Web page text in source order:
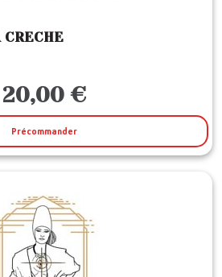
20,00 €
Précommander